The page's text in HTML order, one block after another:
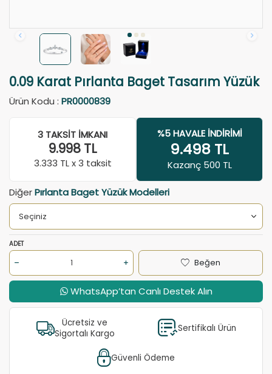
0.09 Karat Pırlanta Baget Tasarım Yüzük
Ürün Kodu : PR0000839
3 TAKSIT İMKANI
9.998TL
3.333 TL x 3 taksit
%5 HAVALE İNDIRIMI
9.498 TL
Kazanç 500 TL
DiğerPırlanta Baget Yüzük Modelleri
ADET
Beğen
WhatsApp’tan Canlı Destek Alın
Ücretsiz ve
Sigortalı Kargo
Sertifikalı Ürün
Güvenli Ödeme